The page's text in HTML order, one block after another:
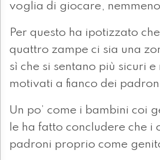
voglia di giocare,
Per questo ha ipotizzato
quattro zampe ci sia una
sì che si sentano più sicuri
motivati a fianco dei
Un po’ come i bambini coi
le ha fatto concludere che i
padroni proprio come